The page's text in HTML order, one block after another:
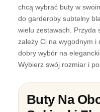
chcą wybrać buty w
do garderoby subtelny
wielu zestawach. Przyda
zależy Ci na wygodnym i
dobry wybór na
Wybierz swój rozmiar i
Buty Na